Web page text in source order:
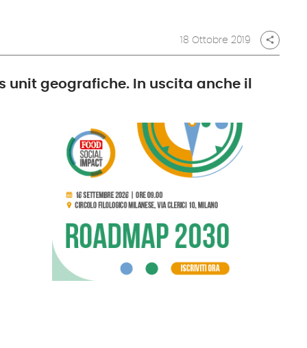
18 Ottobre 2019 share
unit geografiche. In uscita anche il